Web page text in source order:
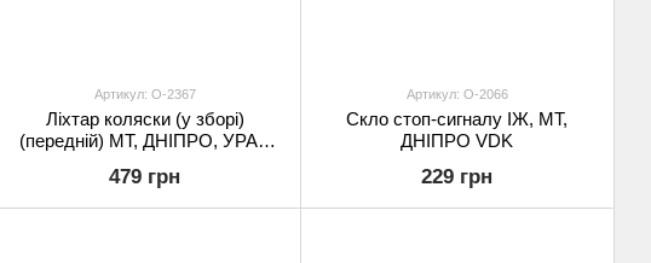
Артикул: O-2367
Ліхтар коляски (у зборі)
(передній) МТ, ДНІПРО, УРАЛ
479 грн
Артикул: O-2066
Скло стоп-сигналу ІЖ, МТ,
ДНІПРО VDK
229 грн